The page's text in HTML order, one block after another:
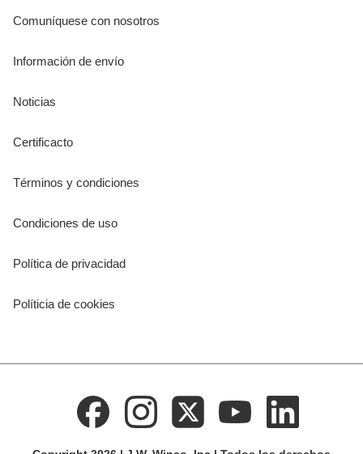
Comuníquese con nosotros
Información de envío
Noticias
Certificacto
Términos y condiciones
Condiciones de uso
Política de privacidad
Políticia de cookies